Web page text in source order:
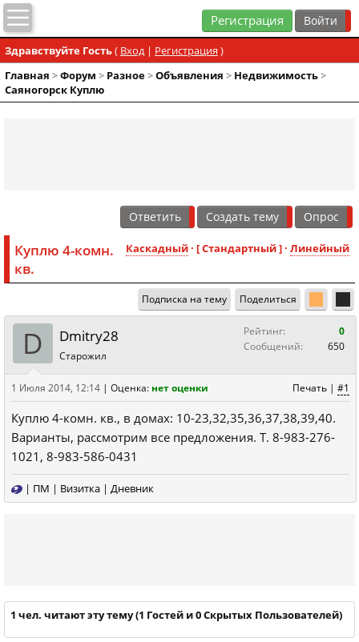
Регистрация
Здравствуйте Гость( Вход| Регистрация )
Главная >Форум > Разное>Объявления > Недвижимость>
Саяногорск Куплю
Ответить Создать тему Опрос
Каскадный· [ Стандартный ] · Линейный
Куплю 4-комн.
кв.
Подписка на тему Поделиться
D Dmitry28
Старожил
Рейтинг:
0
Сообщений:
650
Печать | #1
1 Июля 2014, 12:14 | Оценка: нет оценки
Куплю 4-комн. кв., в домах: 10-23,32,35,36,37,38,39,40.
Варианты, рассмотрим все предложения. Т. 8-983-276-
1021, 8-983-586-0431
| ПМ | Визитка | Дневник
1 чел. читают эту тему (1 Гостей и 0 Скрытых Пользователей)